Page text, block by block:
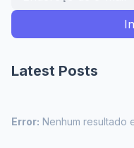
Latest Posts
Error: Nenhum resultado